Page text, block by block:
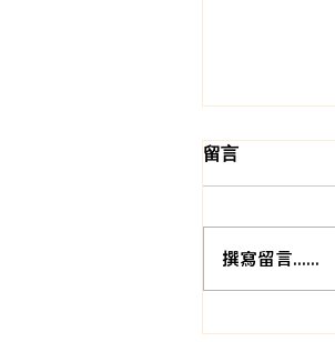
留言
撰寫留言......